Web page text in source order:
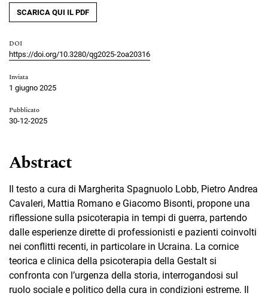
SCARICA QUI IL PDF
DOI
https://doi.org/10.3280/qg2025-2oa20316
Inviata
1 giugno 2025
Pubblicato
30-12-2025
Abstract
Il testo a cura di Margherita Spagnuolo Lobb, Pietro Andrea
Cavaleri, Mattia Romano e Giacomo Bisonti, propone una
riflessione sulla psicoterapia in tempi di guerra, partendo
dalle esperienze dirette di professionisti e pazienti coinvolti
nei conflitti recenti, in particolare in Ucraina. La cornice
teorica e clinica della psicoterapia della Gestalt si
confronta con l’urgenza della storia, interrogandosi sul
ruolo sociale e politico della cura in condizioni estreme. Il